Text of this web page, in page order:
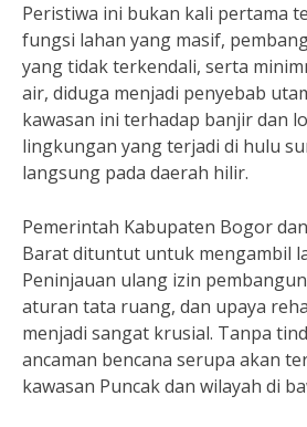
Peristiwa ini bukan kali pertama
fungsi lahan yang masif,
yang tidak terkendali, serta
air, diduga menjadi penyebab
kawasan ini terhadap banjir dan
lingkungan yang terjadi di hulu
langsung pada daerah hilir.
Pemerintah Kabupaten Bogor
Barat dituntut untuk mengambil
Peninjauan ulang izin
aturan tata ruang, dan upaya
menjadi sangat krusial. Tanpa
ancaman bencana serupa akan
kawasan Puncak dan wilayah di